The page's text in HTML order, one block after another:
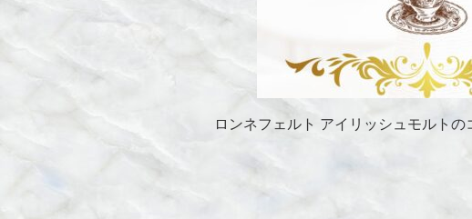
ロンネフェルト アイリッシュモルトの